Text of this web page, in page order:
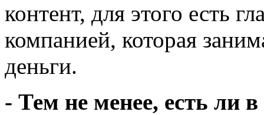
контент, для этого есть
компанией, которая
деньги.
- Тем не менее, есть ли